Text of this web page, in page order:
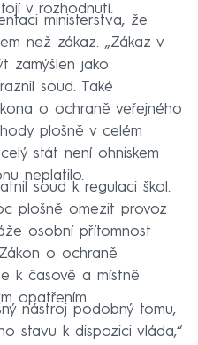
v rozhodnutí.
ministerstva, že
než zákaz. „Zákaz v
zamýšlen jako
soud. Také
o ochraně veřejného
plošně v celém
stát není ohniskem
neplatilo.
soud k regulaci škol.
plošně omezit provoz
osobní přítomnost
o ochraně
k časově a místně
opatřením.
nástroj podobný tomu,
stavu k dispozici vláda,“